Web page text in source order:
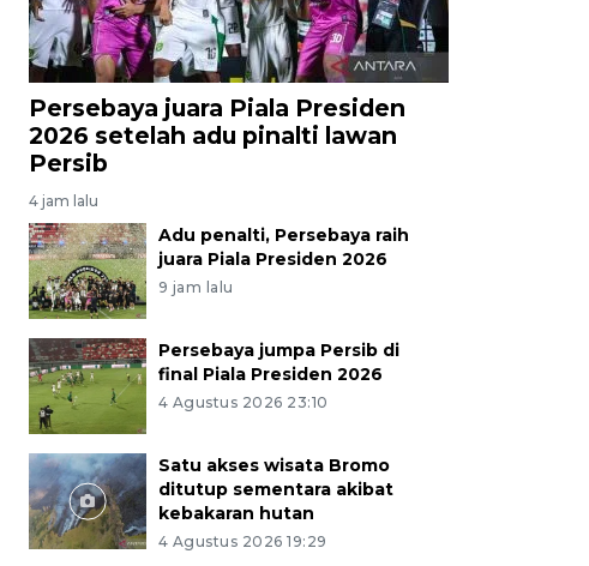
Persebaya juara Piala Presiden
2026 setelah adu pinalti lawan
Persib
4 jam lalu
Adu penalti, Persebaya raih
juara Piala Presiden 2026
9 jam lalu
Persebaya jumpa Persib di
final Piala Presiden 2026
4 Agustus 2026 23:10
Satu akses wisata Bromo
ditutup sementara akibat
kebakaran hutan
4 Agustus 2026 19:29